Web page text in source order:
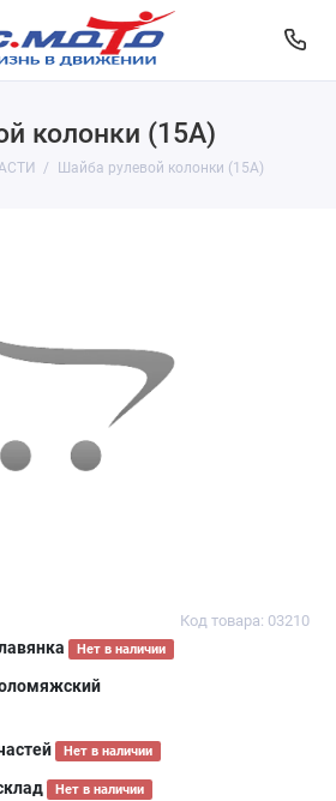
колонки (15А)
Шайба рулевой колонки (15А)
Код товара: 03210
Нет в наличии
Нет в наличии
Нет в наличии